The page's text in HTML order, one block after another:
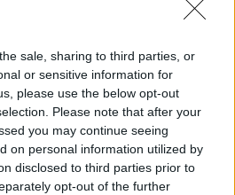
sale, sharing to third parties, or
or sensitive information for
please use the below opt-out
Please note that after your
you may continue seeing
on personal information utilized by
disclosed to third parties prior to
opt-out of the further